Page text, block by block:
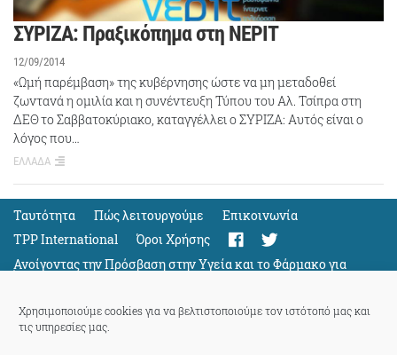
Χρησιμοποιούμε cookies για να βελτιστοποιούμε τον ιστότοπό μας και
τις υπηρεσίες μας.
ΣΥΡΙΖΑ: Πραξικόπημα στη ΝΕΡΙΤ
12/09/2014
«Ωμή παρέμβαση» της κυβέρνησης ώστε να μη μεταδοθεί
ζωντανά η ομιλία και η συνέντευξη Τύπου του Αλ. Τσίπρα στη
ΔΕΘ το Σαββατοκύριακο, καταγγέλλει ο ΣΥΡΙΖΑ: Αυτός είναι ο
λόγος που…
ΕΛΛΑΔΑ
Ταυτότητα Πώς λειτουργούμε
Eπικοινωνία
TPP International
Όροι Χρήσης
Ανοίγοντας την Πρόσβαση στην Υγεία και το Φάρμακο για
Όλους
Support